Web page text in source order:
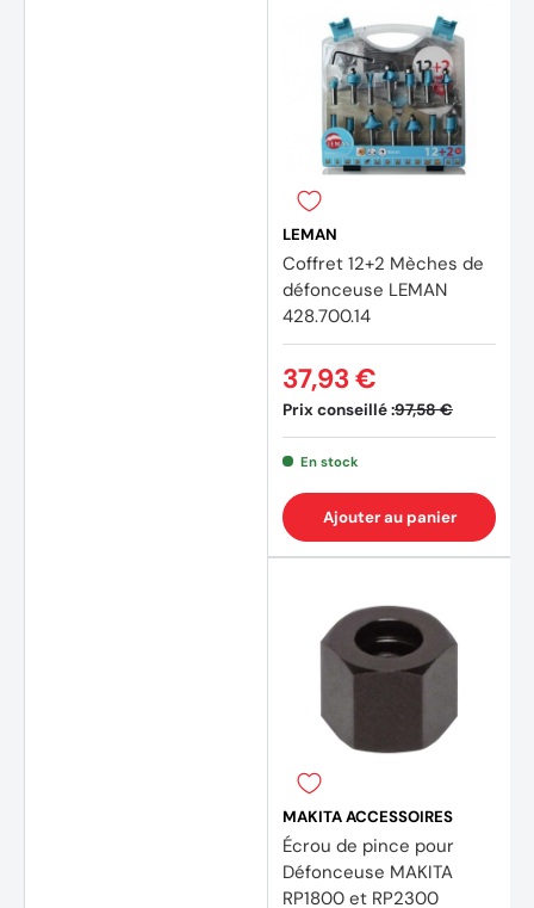
LEMAN
Coffret 12+2 Mèches de
défonceuse LEMAN
428.700.14
Prix conseillé :97,58 €
37,93 €
En stock
Ajouter au panier
MAKITA ACCESSOIRES
Écrou de pince pour
Défonceuse MAKITA
RP1800 et RP2300